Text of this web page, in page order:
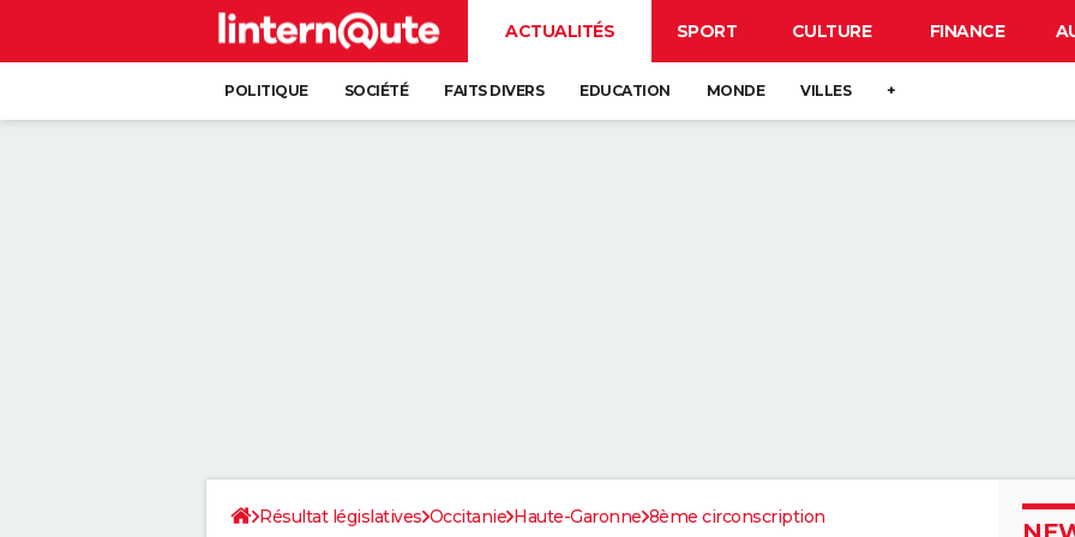
ACTUALITÉS SPORT CULTURE FINANCE
POLITIQUE SOCIÉTÉ FAITS DIVERS EDUCATION MONDE VILLES +
Résultat législatives Occitanie Haute-Garonne 8ème circonscription